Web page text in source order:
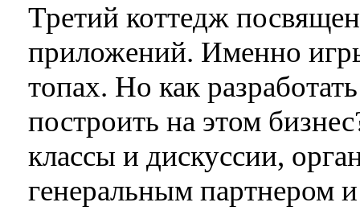
Третий коттедж
приложений. Именно
топах. Но как
построить на этом
классы и дискуссии,
генеральным партнером